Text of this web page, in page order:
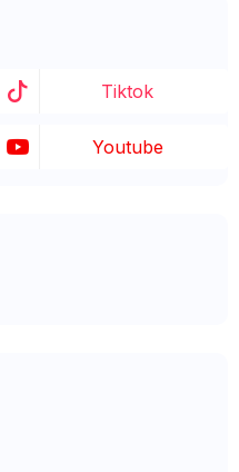
Tiktok
Youtube